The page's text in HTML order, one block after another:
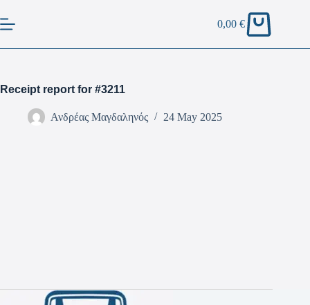
0,00€
Receipt report for #3211
Ανδρέας Μαγδαληνός 24 May 2025